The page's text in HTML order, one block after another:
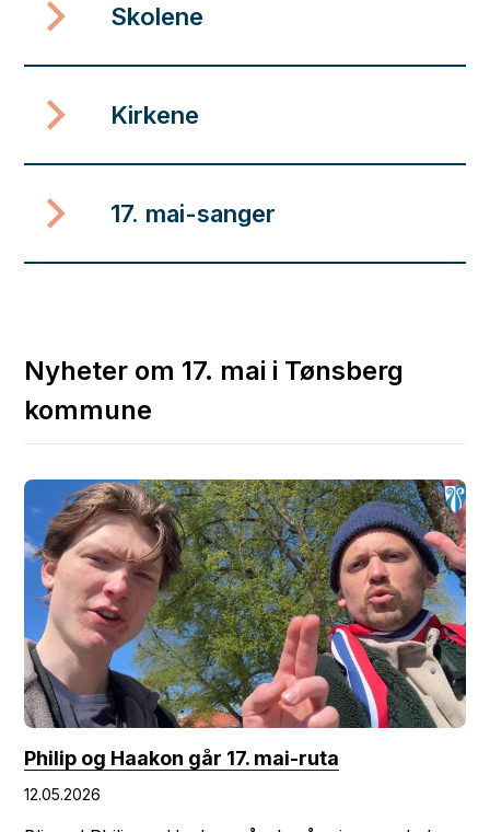
Skolene
Kirkene
17. mai-sanger
Nyheter om 17. mai i Tønsberg
kommune
12.05.2026
Philip og Haakon går 17. mai-ruta